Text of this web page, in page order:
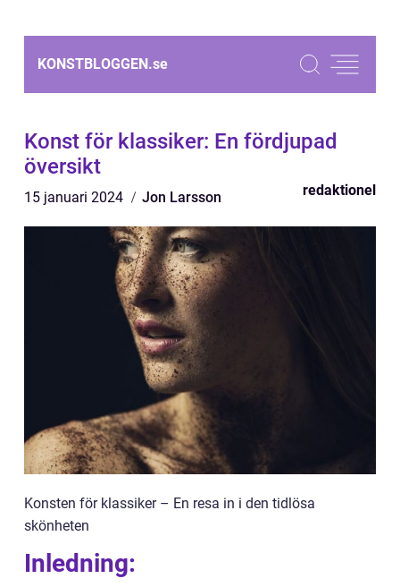
KONSTBLOGGEN.se
Konst för klassiker: En fördjupad
översikt
15 januari 2024 Jon Larsson redaktionel
Konsten för klassiker – En resa in i den tidlösa
skönheten
Inledning: